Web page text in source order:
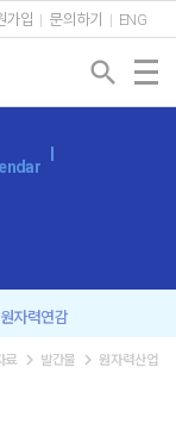
가입 문의하기 ENG
search
원자력연감
료 navigate_next 발간물 navigate_next 원자력산업